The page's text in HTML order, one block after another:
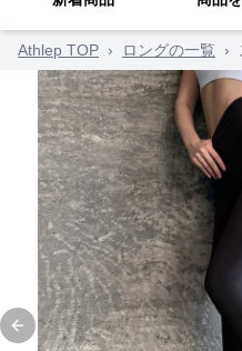
Athlep TOP › ロングの一覧 ›
Previous slide